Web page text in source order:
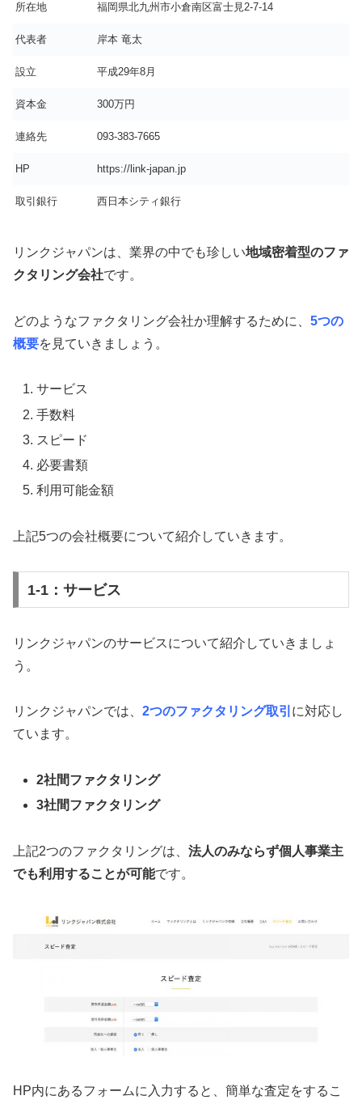
所在地 福岡県北九州市小倉南区富士見2-7-14
代表者 岸本 竜太
設立 平成29年8月
資本金 300万円
連絡先 093-383-7665
HP https://link-japan.jp
取引銀行 西日本シティ銀行
リンクジャパンは、業界の中でも珍しい地域密着型のファ
クタリング会社です。
どのようなファクタリング会社か理解するために、 5つの
概要を見ていきましょう。
サービス
手数料
スピード
必要書類
利用可能金額
上記5つの会社概要について紹介していきます。
1-1：サービス
リンクジャパンのサービスについて紹介していきましょ
う。
リンクジャパンでは、 2つのファクタリング取引 に対応し
ています。
2社間ファクタリング
3社間ファクタリング
上記2つのファクタリングは、 法人のみならず個人事業主
でも利用することが可能です。
HP内にあるフォームに入力すると、簡単な査定をするこ